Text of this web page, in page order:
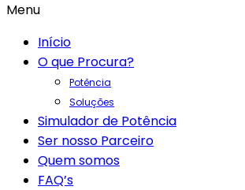
Menu
Início
O que Procura?
Potência
Soluções
Simulador de Potência
Ser nosso Parceiro
Quem somos
FAQ’s